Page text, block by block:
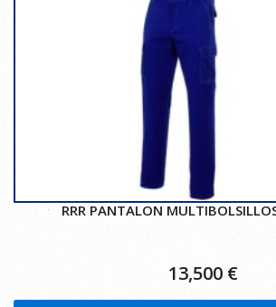
RRR PANTALON
13,500€